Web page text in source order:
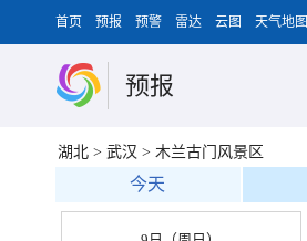
首页 预报 预警 雷达 云图 天气地图
预报
湖北 > 武汉 > 木兰古门风景区
今天